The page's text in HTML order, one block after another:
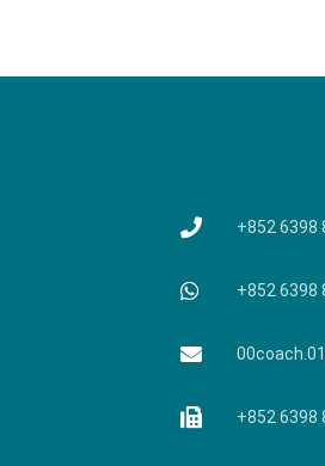
+852 6398
+852 6398
+852 6398